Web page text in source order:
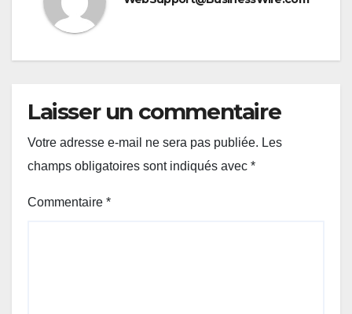
Laisser un commentaire
Votre adresse e-mail ne sera pas publiée. Les
champs obligatoires sont indiqués avec *
Commentaire *